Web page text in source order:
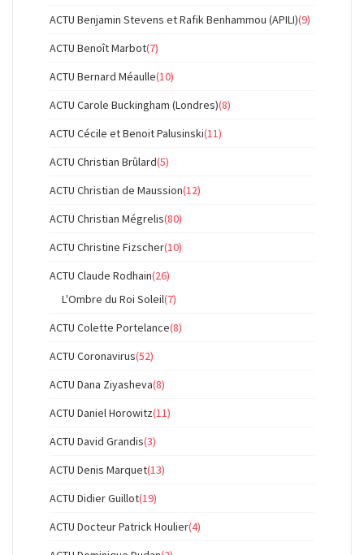
ACTU Benjamin Stevens et Rafik Benhammou (APILI)(9)
ACTU Benoît Marbot(7)
ACTU Bernard Méaulle(10)
ACTU Carole Buckingham (Londres)(8)
ACTU Cécile et Benoit Palusinski(11)
ACTU Christian Brûlard(5)
ACTU Christian de Maussion(12)
ACTU Christian Mégrelis(80)
ACTU Christine Fizscher(10)
ACTU Claude Rodhain(26)
L'Ombre du Roi Soleil(7)
ACTU Colette Portelance(8)
ACTU Coronavirus(52)
ACTU Dana Ziyasheva(8)
ACTU Daniel Horowitz(11)
ACTU David Grandis(3)
ACTU Denis Marquet(13)
ACTU Didier Guillot(19)
ACTU Docteur Patrick Houlier(4)